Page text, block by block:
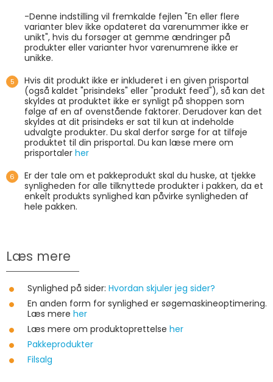
-Denne indstilling vil fremkalde fejlen "En eller flere
varianter blev ikke opdateret da varenummer ikke er
unikt", hvis du forsøger at gemme ændringer på
produkter eller varianter hvor varenumrene ikke er
unikke.
Hvis dit produkt ikke er inkluderet i en given prisportal
(også kaldet "prisindeks" eller "produkt feed"), så kan det
skyldes at produktet ikke er synligt på shoppen som
følge af en af ovenstående faktorer. Derudover kan det
skyldes at dit prisindeks er sat til kun at indeholde
udvalgte produkter. Du skal derfor sørge for at tilføje
produktet til din prisportal. Du kan læse mere om
prisportaler her
Er der tale om et pakkeprodukt skal du huske, at tjekke
synligheden for alle tilknyttede produkter i pakken, da et
enkelt produkts synlighed kan påvirke synligheden af
hele pakken.
Læs mere
Synlighed på sider: Hvordan skjuler jeg sider?
En anden form for synlighed er søgemaskineoptimering.
Læs mere her
Læs mere om produktoprettelse her
Pakkeprodukter
Filsalg